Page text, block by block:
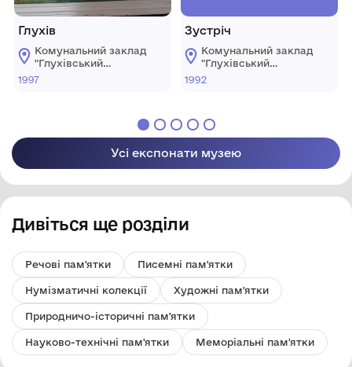
Глухів
Комунальний заклад
"Глухівський
міський
1997
Зустріч
Комунальний заклад
"Глухівський
міський
1992
Усі експонати музею
Дивіться ще розділи
Речові пам'ятки Писемні пам'ятки
Нумізматичні колекції Художні пам'ятки
Природничо-історичні пам'ятки
Науково-технічні пам'ятки Меморіальні пам'ятки